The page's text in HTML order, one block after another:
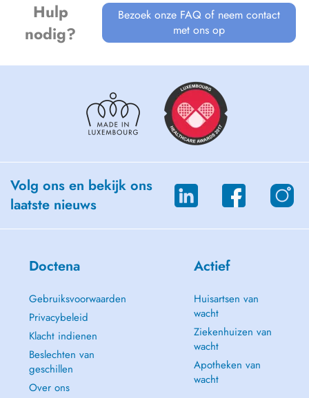
Hulp
nodig?
Bezoek onze FAQ of neem contact
met ons op
Volg ons en bekijk ons
laatste nieuws
Doctena
Gebruiksvoorwaarden
Privacybeleid
Klacht indienen
Beslechten van
geschillen
Over ons
Actief
Huisartsen van
wacht
Ziekenhuizen van
wacht
Apotheken van
wacht